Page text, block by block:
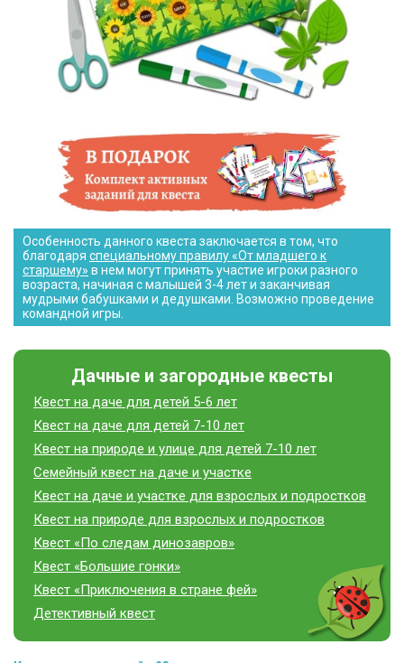
Особенность данного квеста заключается в том, что
благодаря специальному правилу «От младшего к
старшему» в нем могут принять участие игроки разного
возраста, начиная с малышей 3-4 лет и заканчивая
мудрыми бабушками и дедушками. Возможно проведение
командной игры.
Дачные и загородные квесты
Квест на даче для детей 5-6 лет
Квест на даче для детей 7-10 лет
Квест на природе и улице для детей 7-10 лет
Семейный квест на даче и участке
Квест на даче и участке для взрослых и подростков
Квест на природе для взрослых и подростков
Квест «По следам динозавров»
Квест «Большие гонки»
Квест «Приключения в стране фей»
Детективный квест